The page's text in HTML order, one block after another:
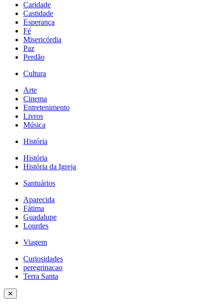
Caridade
Castidade
Esperança
Fé
Misericórdia
Paz
Perdão
Cultura
Arte
Cinema
Entretenimento
Livros
Música
História
História
História da Igreja
Santuários
Aparecida
Fátima
Guadalupe
Lourdes
Viagem
Curiosidades
peregrinacao
Terra Santa
✕